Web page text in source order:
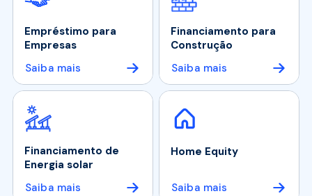
Empréstimo para
Empresas
Saiba mais
Financiamento para
Construção
Saiba mais
Financiamento de
Energia solar
Saiba mais
Home Equity
Saiba mais